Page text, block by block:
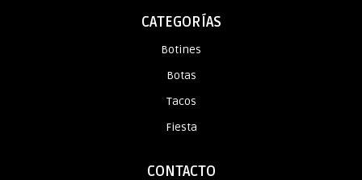
CATEGORÍAS
Botines
Botas
Tacos
Fiesta
CONTACTO